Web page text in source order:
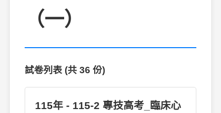
（一）
試卷列表 (共 36 份)
115年 - 115-2 專技高考_臨床心